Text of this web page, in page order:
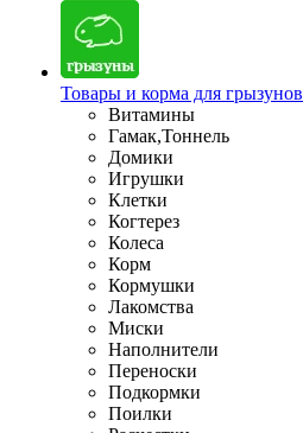
Товары и корма для грызунов
Витамины
Гамак,Тоннель
Домики
Игрушки
Клетки
Когтерез
Колеса
Корм
Кормушки
Лакомства
Миски
Наполнители
Переноски
Подкормки
Поилки